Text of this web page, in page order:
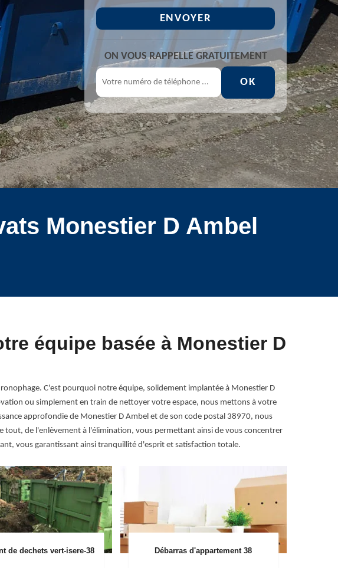
ON VOUS RAPPELLE GRATUITEMENT
Monestier D Ambel
équipe basée à Monestier D
C'est pourquoi notre équipe, solidement implantée à Monestier D
ou simplement en train de nettoyer votre espace, nous mettons à votre
approfondie de Monestier D Ambel et de son code postal 38970, nous
tout, de l'enlèvement à l'élimination, vous permettant ainsi de vous concentrer
vous garantissant ainsi tranquillité d'esprit et satisfaction totale.
de dechets vert-isere-38 Débarras d'appartement 38